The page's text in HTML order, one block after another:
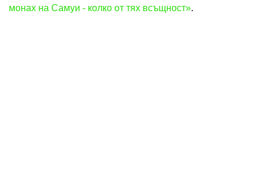
монах на Самуи - колко от тях всъщност».